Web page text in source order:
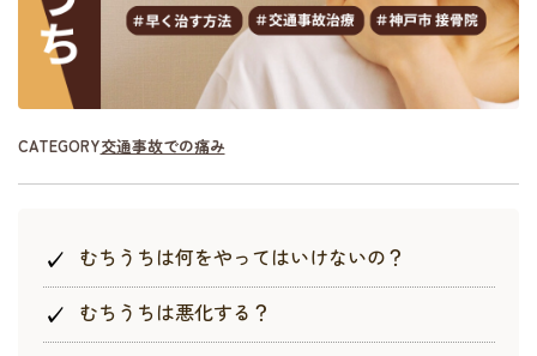
CATEGORY :交通事故での痛み
むちうちは何をやってはいけないの？
むちうちは悪化する？